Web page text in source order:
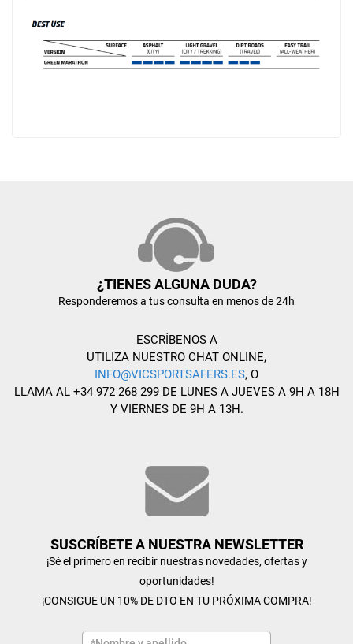
¿TIENES ALGUNA DUDA?
Responderemos a tus consulta en menos de 24h
ESCRÍBENOS A
UTILIZA NUESTRO CHAT ONLINE,
INFO@VICSPORTSAFERS.ES, O
LLAMA AL +34 972 268 299 DE LUNES A JUEVES A 9H A 18H
Y VIERNES DE 9H A 13H.
SUSCRÍBETE A NUESTRA NEWSLETTER
¡Sé el primero en recibir nuestras novedades, ofertas y
oportunidades!
¡CONSIGUE UN 10% DE DTO EN TU PRÓXIMA COMPRA!